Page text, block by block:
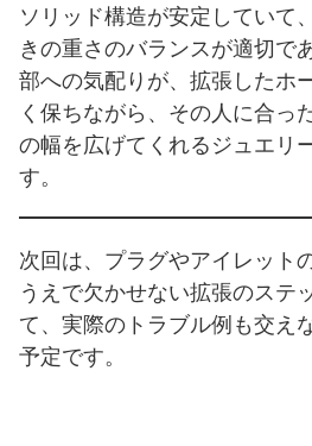
ソリッド構造が安定していて
きの重さのバランスが適切で
部への気配りが、拡張したホ
く保ちながら、その人に合っ
の幅を広げてくれるジュエリ
す。
次回は、プラグやアイレット
うえで欠かせない拡張のステ
て、実際のトラブル例も交え
予定です。